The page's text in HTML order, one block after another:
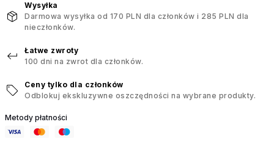
Wysyłka
Darmowa wysyłka od 170 PLN dla członków i 285 PLN dla
nieczłonków.
Łatwe zwroty
100 dni na zwrot dla członków.
Ceny tylko dla członków
Odblokuj ekskluzywne oszczędności na wybrane produkty.
Metody płatności